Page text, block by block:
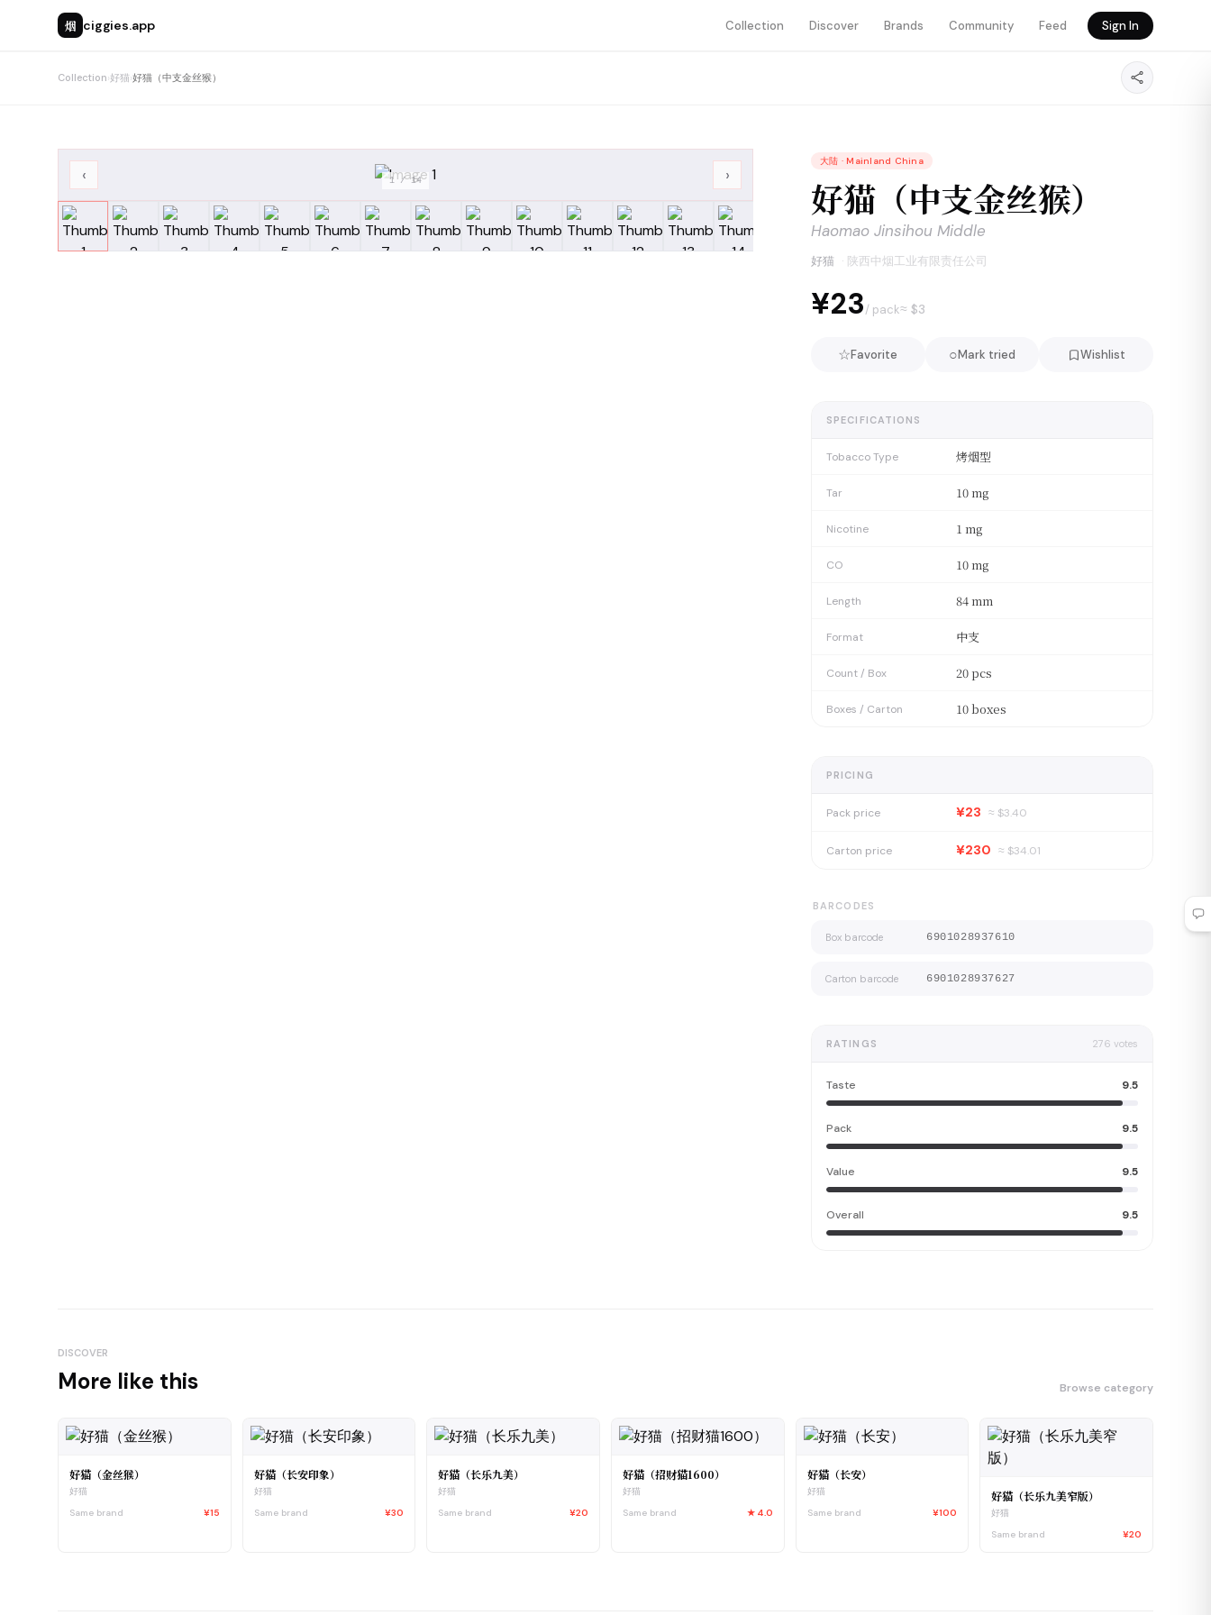
烟 ciggies.app Collection Discover Brands Community Feed Sign In
Collection›好猫›好猫（中支金丝猴）
‹ ›
1 /14
大陆 · Mainland China
好猫（中支金丝猴）
Haomao Jinsihou Middle
好猫 · 陕西中烟工业有限责任公司
¥23/ pack≈ $3
☆Favorite ○Mark tried Wishlist
SPECIFICATIONS
Tobacco Type 烤烟型
Tar 10 mg
Nicotine 1 mg
CO 10 mg
Length 84 mm
Format 中支
Count / Box 20 pcs
Boxes / Carton 10 boxes
PRICING
Pack price ¥23 ≈ $3.40
Carton price ¥230 ≈ $34.01
BARCODES
Box barcode 6901028937610
Carton barcode 6901028937627
RATINGS 276 votes
Taste 9.5
Pack 9.5
Value 9.5
Overall 9.5
DISCOVER
More like this Browse category
好猫（金丝猴）
好猫
Same brand
¥15
好猫（长安印象）
好猫
Same brand
¥30
好猫（长乐九美）
好猫
Same brand
¥20
好猫（招财猫1600）
好猫
Same brand
★ 4.0
好猫（长安）
好猫
Same brand
¥100
好猫（长乐九美窄版）
好猫
Same brand
¥20